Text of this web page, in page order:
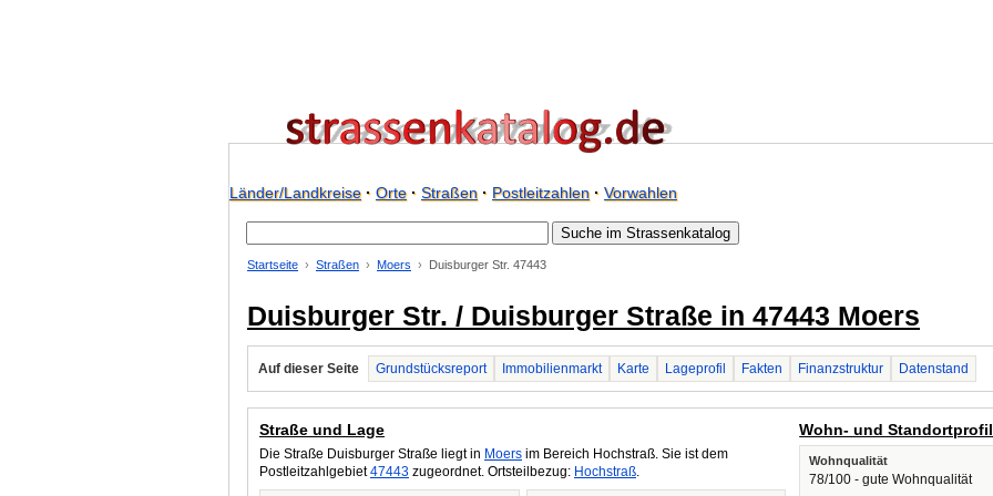
Länder/Landkreise· Orte· Straßen· Postleitzahlen· Vorwahlen
Startseite Straßen Moers Duisburger Str. 47443
Duisburger Str. / Duisburger Straße in 47443 Moers
Auf dieser Seite Grundstücksreport Immobilienmarkt Karte Lageprofil Fakten Finanzstruktur Datenstand
Straße und Lage
Die Straße Duisburger Straße liegt in Moers im Bereich Hochstraß. Sie ist dem
Postleitzahlgebiet47443 zugeordnet. Ortsteilbezug: Hochstraß.
Wohn- und Standortprofil
Wohnqualität
78/100 - gute Wohnqualität